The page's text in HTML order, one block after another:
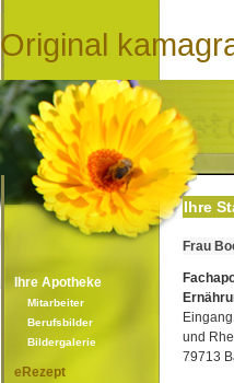
Original
Ihre Apotheke
Mitarbeiter
Berufsbilder
Bildergalerie
eRezept
Ihre
Frau
und
79713